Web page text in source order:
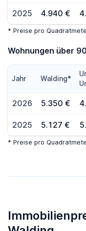
2025 4.940 €
* Preise pro
Wohnungen über
Jahr Walding*
2026 5.350 €
2025 5.127 €
* Preise pro